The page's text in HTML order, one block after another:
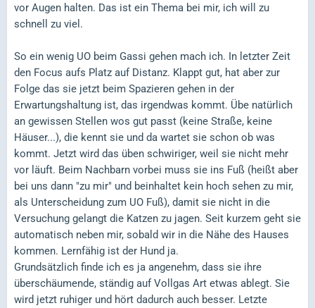
vor Augen halten. Das ist ein Thema bei mir, ich will zu
schnell zu viel.
So ein wenig UO beim Gassi gehen mach ich. In letzter Zeit
den Focus aufs Platz auf Distanz. Klappt gut, hat aber zur
Folge das sie jetzt beim Spazieren gehen in der
Erwartungshaltung ist, das irgendwas kommt. Übe natürlich
an gewissen Stellen wos gut passt (keine Straße, keine
Häuser...), die kennt sie und da wartet sie schon ob was
kommt. Jetzt wird das üben schwiriger, weil sie nicht mehr
vor läuft. Beim Nachbarn vorbei muss sie ins Fuß (heißt aber
bei uns dann "zu mir" und beinhaltet kein hoch sehen zu mir,
als Unterscheidung zum UO Fuß), damit sie nicht in die
Versuchung gelangt die Katzen zu jagen. Seit kurzem geht sie
automatisch neben mir, sobald wir in die Nähe des Hauses
kommen. Lernfähig ist der Hund ja.
Grundsätzlich finde ich es ja angenehm, dass sie ihre
überschäumende, ständig auf Vollgas Art etwas ablegt. Sie
wird jetzt ruhiger und hört dadurch auch besser. Letzte